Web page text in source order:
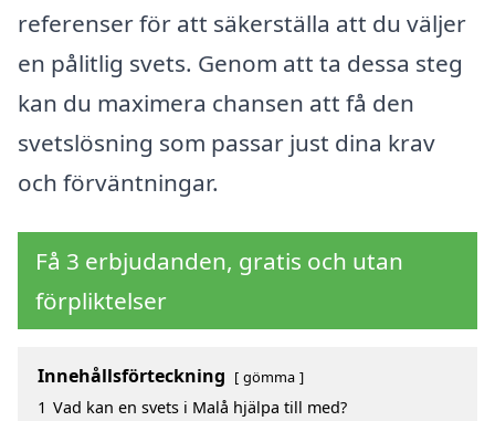
referenser för att säkerställa att du väljer
en pålitlig svets. Genom att ta dessa steg
kan du maximera chansen att få den
svetslösning som passar just dina krav
och förväntningar.
Få 3 erbjudanden, gratis och utan
förpliktelser
Innehållsförteckning gömma
1 Vad kan en svets i Malå hjälpa till med?